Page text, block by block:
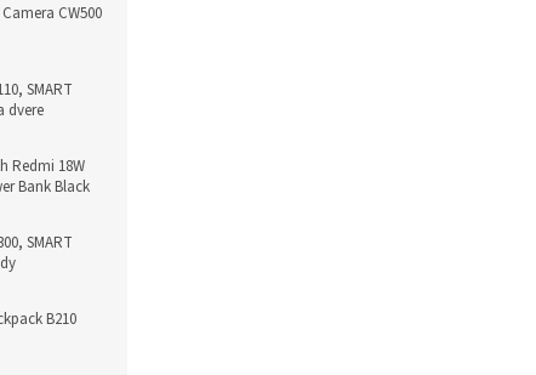
CW500
SMART
dvere
Redmi 18W
Bank Black
SMART
B210